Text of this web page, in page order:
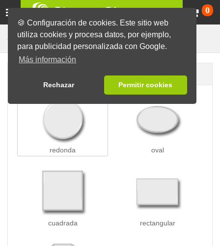
🍪 Configuración de cookies. Este sitio web
utiliza cookies y procesa datos, por ejemplo,
para publicidad personalizada con Google.
Más información
Rechazar Permitir cookies
0
Chapas Chapas con Clip
redonda oval
cuadrada rectangular